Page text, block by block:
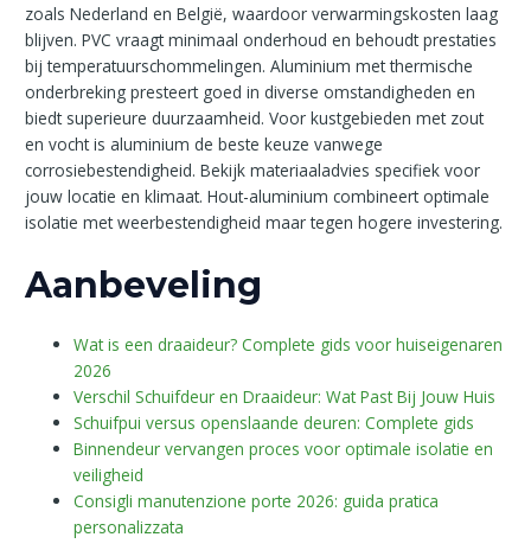
zoals Nederland en België, waardoor verwarmingskosten laag
blijven. PVC vraagt minimaal onderhoud en behoudt prestaties
bij temperatuurschommelingen. Aluminium met thermische
onderbreking presteert goed in diverse omstandigheden en
biedt superieure duurzaamheid. Voor kustgebieden met zout
en vocht is aluminium de beste keuze vanwege
corrosiebestendigheid. Bekijk materiaaladvies specifiek voor
jouw locatie en klimaat. Hout-aluminium combineert optimale
isolatie met weerbestendigheid maar tegen hogere investering.
Aanbeveling
Wat is een draaideur? Complete gids voor huiseigenaren
2026
Verschil Schuifdeur en Draaideur: Wat Past Bij Jouw Huis
Schuifpui versus openslaande deuren: Complete gids
Binnendeur vervangen proces voor optimale isolatie en
veiligheid
Consigli manutenzione porte 2026: guida pratica
personalizzata